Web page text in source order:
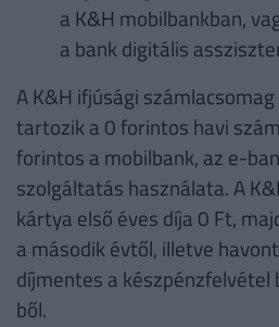
a K&H mobilbankban,
a bank digitális
A K&H ifjúsági
tartozik a 0 forintos havi
forintos a mobilbank, az e-
szolgáltatás használata. A
kártya első éves díja 0 Ft,
a második évtől, illetve
díjmentes a készpénzfelvétel
ből.